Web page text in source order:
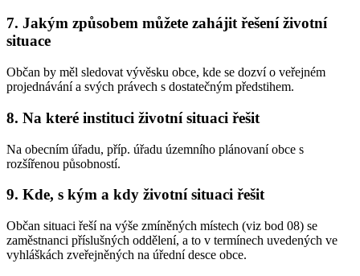
7. Jakým způsobem můžete zahájit řešení životní
situace
Občan by měl sledovat vývěsku obce, kde se dozví o veřejném
projednávání a svých právech s dostatečným předstihem.
8. Na které instituci životní situaci řešit
Na obecním úřadu, příp. úřadu územního plánovaní obce s
rozšířenou působností.
9. Kde, s kým a kdy životní situaci řešit
Občan situaci řeší na výše zmíněných místech (viz bod 08) se
zaměstnanci příslušných oddělení, a to v termínech uvedených ve
vyhláškách zveřejněných na úřední desce obce.